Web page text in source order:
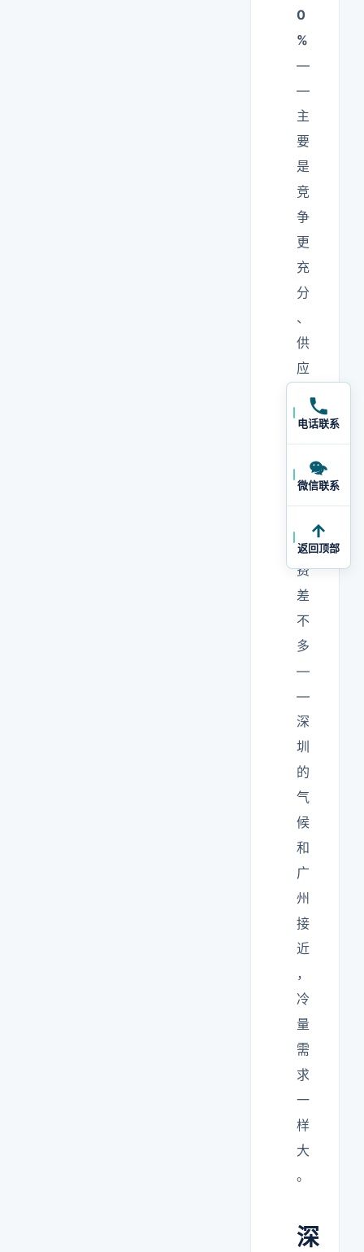
0
%
—
—
主
要
是
竞
争
更
充
分
、
供
应
更
多
但
行
费
差
不
多
—
—
深
圳
的
气
候
和
广
州
接
近
，
冷
量
需
求
一
样
大
。
深
电话联系
微信联系
返回顶部